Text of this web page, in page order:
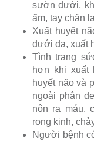
sườn dưới,
ẩm, tay chân
Xuất huyết
dưới da, xuất
Tình trạng
hơn khi xuất
huyết não và
ngoài phân
nôn ra máu,
rong kinh,
Người bệnh